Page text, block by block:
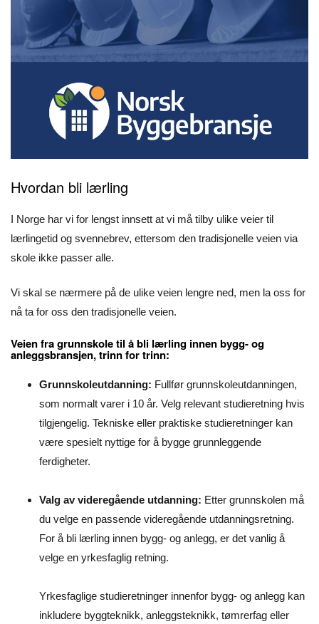
Hvordan bli lærling
I Norge har vi for lengst innsett at vi må tilby ulike veier til
lærlingetid og svennebrev, ettersom den tradisjonelle veien via
skole ikke passer alle.
Vi skal se nærmere på de ulike veien lengre ned, men la oss for
nå ta for oss den tradisjonelle veien.
Veien fra grunnskole til å bli lærling innen bygg- og
anleggsbransjen, trinn for trinn:
Grunnskoleutdanning: Fullfør grunnskoleutdanningen,
som normalt varer i 10 år. Velg relevant studieretning hvis
tilgjengelig. Tekniske eller praktiske studieretninger kan
være spesielt nyttige for å bygge grunnleggende
ferdigheter.
Valg av videregående utdanning: Etter grunnskolen må
du velge en passende videregående utdanningsretning.
For å bli lærling innen bygg- og anlegg, er det vanlig å
velge en yrkesfaglig retning.
Yrkesfaglige studieretninger innenfor bygg- og anlegg kan
inkludere byggteknikk, anleggsteknikk, tømrerfag eller